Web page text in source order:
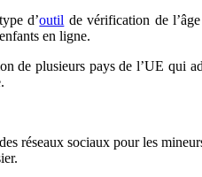
d’outil de vérification de
en ligne.
de plusieurs pays de l’UE qui
réseaux sociaux pour les